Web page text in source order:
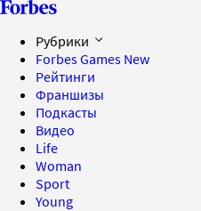
Рубрики
Forbes Games New
Рейтинги
Франшизы
Подкасты
Видео
Life
Woman
Sport
Young